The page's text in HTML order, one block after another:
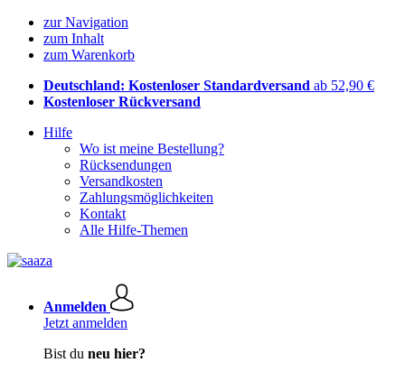
zur Navigation
zum Inhalt
zum Warenkorb
Deutschland: Kostenloser Standardversand ab 52,90 €
Kostenloser Rückversand
Hilfe
Wo ist meine Bestellung?
Rücksendungen
Versandkosten
Zahlungsmöglichkeiten
Kontakt
Alle Hilfe-Themen
Anmelden
Jetzt anmelden
Bist du neu hier?